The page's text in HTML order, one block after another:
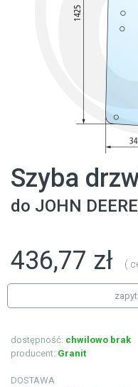
Szyba
do JOHN DEERE
436,77 zł (
dostępność: chwilowo brak
producent: Granit
DOSTAWA